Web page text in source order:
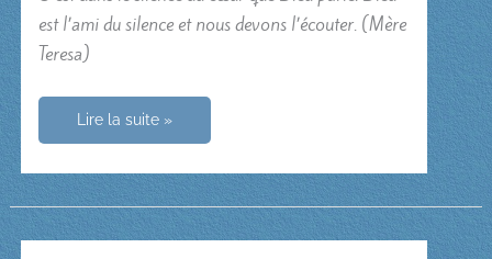
est l’ami du silence et nous devons l’écouter. (Mère
Teresa)
Noël
Une
silencieuse
Lire la suite »